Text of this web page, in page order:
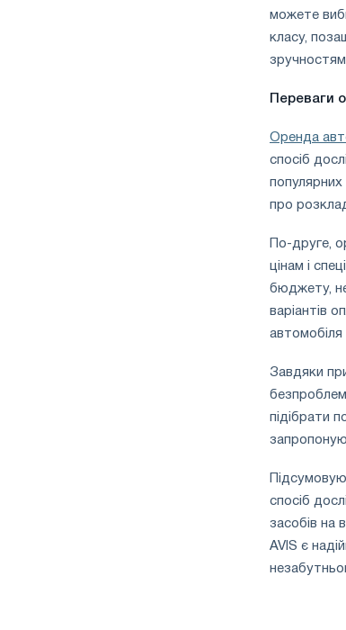
можете
класу,
Переваги
Оренда
спосіб
популярних
про
По-друге,
цінам і
бюджету,
варіантів
автомобіля
Завдяки
підібрати
спосіб
засобів на
AVIS є